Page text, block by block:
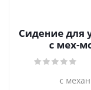
Сидение для
с мех-
с